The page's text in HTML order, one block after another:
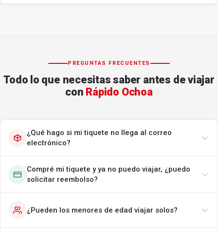
PREGUNTAS FRECUENTES
Todo lo que necesitas saber antes de viajar
con Rápido Ochoa
¿Qué hago si mi tiquete no llega al correo
electrónico?
Compré mi tiquete y ya no puedo viajar, ¿puedo
solicitar reembolso?
¿Pueden los menores de edad viajar solos?